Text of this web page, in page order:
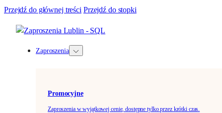
Przejdź do głównej treści Przejdź do stopki
Zaproszenia
Promocyjne
Zaproszenia w wyjątkowej cenie, dostępne tylko przez krótki czas.